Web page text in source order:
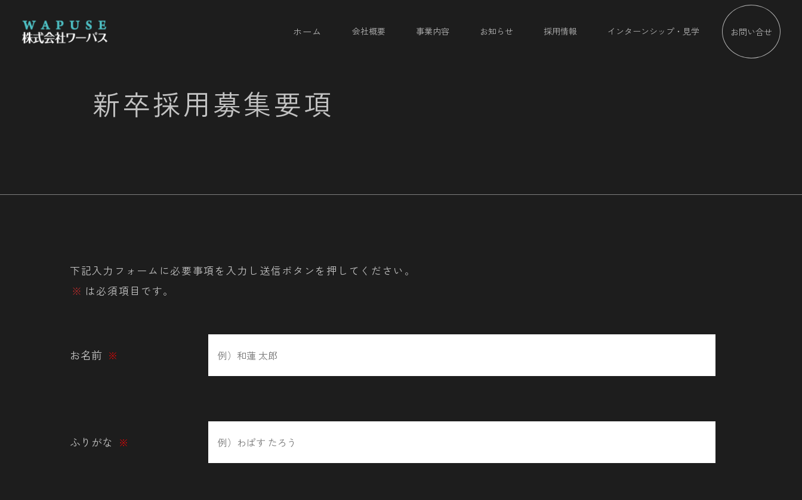
ホーム 会社概要 事業内容 お知らせ 採用情報 インターンシップ・見学 お問い合せ
新卒採用募集要項
下記入力フォームに必要事項を入力し送信ボタンを押してください。
※ は必須項目です。
お名前 ※
ふりがな ※